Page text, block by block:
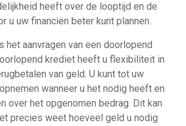
heeft over de looptijd en de
u uw financiën beter kunt plannen.
het aanvragen van een doorlopend
krediet heeft u flexibiliteit in
van geld. U kunt tot uw
wanneer u het nodig heeft en
over het opgenomen bedrag. Dit kan
precies weet hoeveel geld u nodig